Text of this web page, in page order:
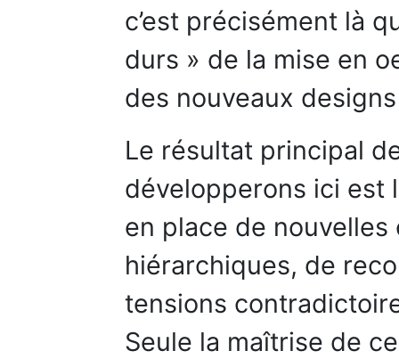
c’est précisément là
durs » de la mise en
des nouveaux
Le résultat principal
développerons ici est
en place de
hiérarchiques, de
tensions
Seule la maîtrise de